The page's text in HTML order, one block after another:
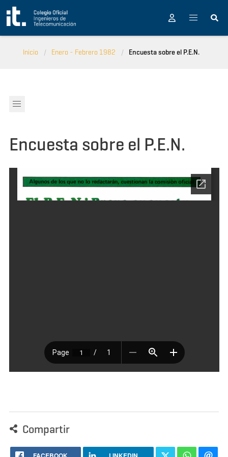
Pasar al contenido principal
Inicio Enero - Febrero 1982 Encuesta sobre el P.E.N.
Encuesta sobre el P.E.N.
Compartir